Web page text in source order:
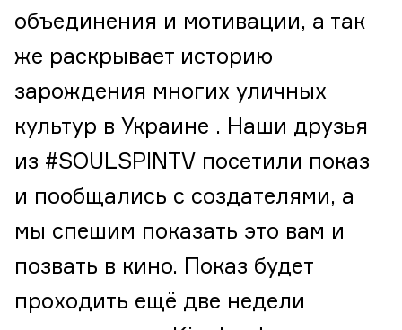
объединения и мотивации, а так
же раскрывает историю
зарождения многих уличных
культур в Украине . Наши друзья
из #SOULSPINTV посетили показ
и пообщались с создателями, а
мы спешим показать это вам и
позвать в кино. Показ будет
проходить ещё две недели